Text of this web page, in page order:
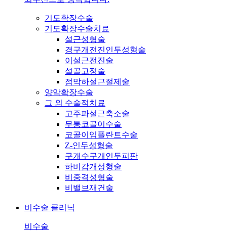
기도확장수술
기도확장수술치료
설근성형술
경구개전진인두성형술
이설근전진술
설골고정술
점막하설근절제술
양악확장수술
그 외 수술적치료
고주파설근축소술
무통코골이수술
코골이임플란트수술
Z-인두성형술
구개수구개인두피판
하비갑개성형술
비중격성형술
비밸브재건술
비수술 클리닉
비수술